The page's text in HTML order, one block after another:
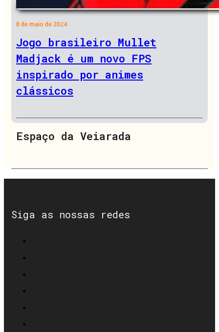
8 de maio de 2024
Jogo brasileiro Mullet
Madjack é um novo FPS
inspirado por animes
clássicos
Espaço da Veiarada
Siga as nossas redes